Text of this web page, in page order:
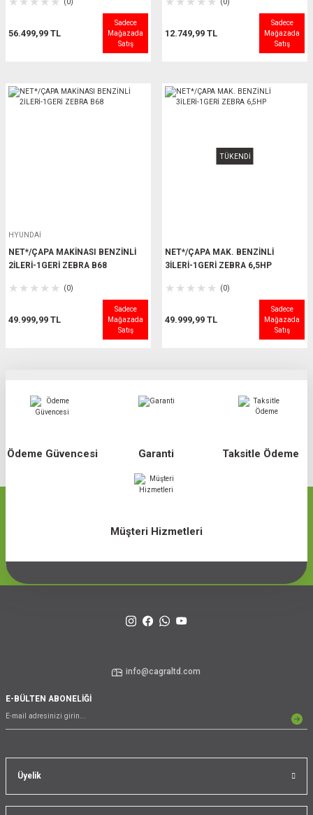
(0)
56.499,99 TL
Sadece
Mağazada
Satış
(0)
12.749,99 TL
Sadece
Mağazada
Satış
HYUNDAİ
NET*/ÇAPA MAKİNASI BENZİNLİ
2İLERİ-1GERİ ZEBRA B68
(0)
49.999,99 TL
Sadece
Mağazada
Satış
TÜKENDİ
NET*/ÇAPA MAK. BENZİNLİ
3İLERİ-1GERİ ZEBRA 6,5HP
(0)
49.999,99 TL
Sadece
Mağazada
Satış
Ödeme Güvencesi Garanti Taksitle Ödeme
Müşteri Hizmetleri
Üyelik
info@cagraltd.com
E-BÜLTEN ABONELİĞİ